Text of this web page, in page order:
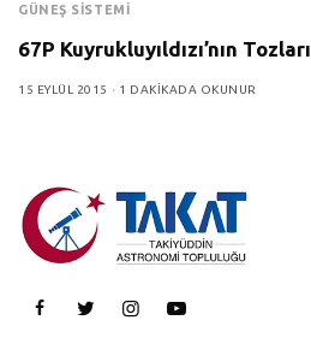
GÜNEŞ SISTEMI
67P Kuyrukluyıldızı’nın Tozları
15 EYLÜL 2015 1 DAKIKADA OKUNUR